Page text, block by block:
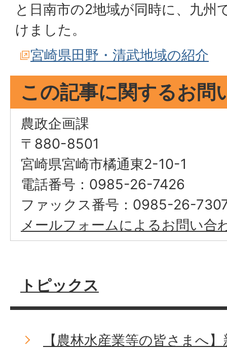
と日南市の2地域が同時に、九州
けました。
宮崎県田野・清武地域の紹介
この記事に関するお問
農政企画課
〒880-8501
宮崎県宮崎市橘通東2-10-1
電話番号：0985-26-7426
ファックス番号：0985-26-
メールフォームによるお問い合
トピックス
【農林水産業等の皆さまへ